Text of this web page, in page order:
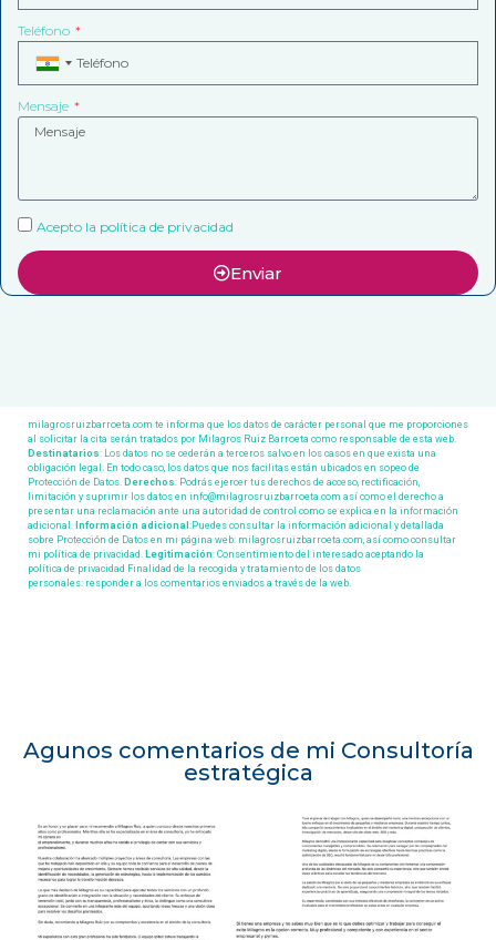
Teléfono
I
n
d
+
9
Mensaje
Acepto la política de privacidad
Enviar
milagrosruizbarroeta.com te informa que los datos de carácter personal que me proporciones
al solicitar la cita serán tratados por Milagros Ruiz Barroeta como responsable de esta web.
Destinatarios: Los datos no se cederán a terceros salvo en los casos en que exista una
obligación legal. En todo caso, los datos que nos facilitas están ubicados en sopeo de
Protección de Datos. Derechos: Podrás ejercer tus derechos de acceso, rectificación,
limitación y suprimir los datos en info@milagrosruizbarroeta.com así como el derecho a
presentar una reclamación ante una autoridad de control como se explica en la información
adicional. Información adicional :Puedes consultar la información adicional y detallada
sobre Protección de Datos en mi página web: milagrosruizbarroeta.com, así como consultar
mi política de privacidad. Legitimación: Consentimiento del interesado aceptando la
política de privacidad Finalidad de la recogida y tratamiento de los datos
personales: responder a los comentarios enviados a través de la web.
Agunos comentarios de mi Consultoría
estratégica